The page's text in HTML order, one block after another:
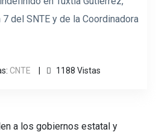
del SNTE y de la Coordinadora
CNTE 1188 Vistas